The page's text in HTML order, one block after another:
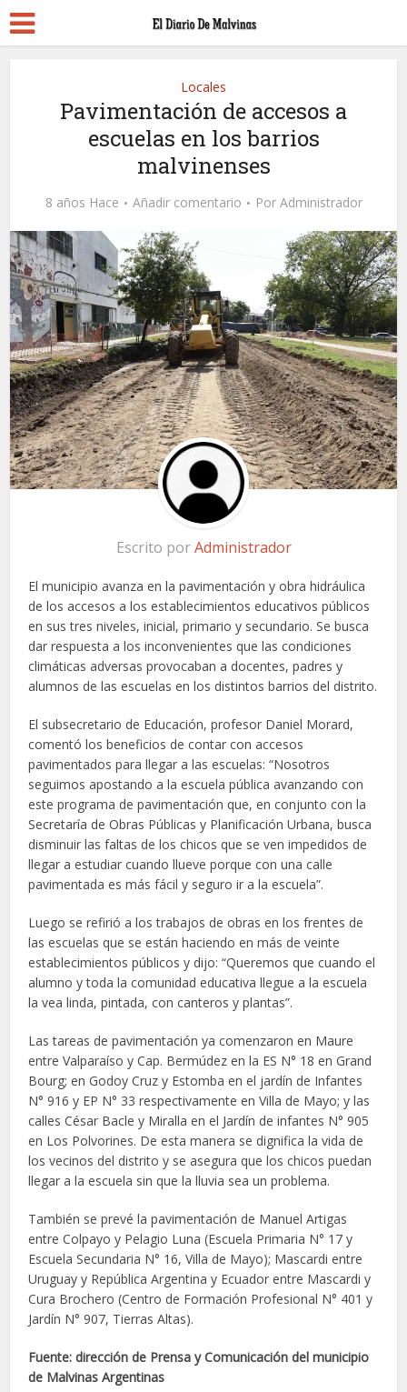
Locales
Pavimentación de accesos a
escuelas en los barrios
malvinenses
8 años Hace Añadir comentario Por Administrador
Escrito porAdministrador
El municipio avanza en la pavimentación y obra hidráulica
de los accesos a los establecimientos educativos públicos
en sus tres niveles, inicial, primario y secundario. Se busca
dar respuesta a los inconvenientes que las condiciones
climáticas adversas provocaban a docentes, padres y
alumnos de las escuelas en los distintos barrios del distrito.
El subsecretario de Educación, profesor Daniel Morard,
comentó los beneficios de contar con accesos
pavimentados para llegar a las escuelas: “Nosotros
seguimos apostando a la escuela pública avanzando con
este programa de pavimentación que, en conjunto con la
Secretaría de Obras Públicas y Planificación Urbana, busca
disminuir las faltas de los chicos que se ven impedidos de
llegar a estudiar cuando llueve porque con una calle
pavimentada es más fácil y seguro ir a la escuela”.
Luego se refirió a los trabajos de obras en los frentes de
las escuelas que se están haciendo en más de veinte
establecimientos públicos y dijo: “Queremos que cuando el
alumno y toda la comunidad educativa llegue a la escuela
la vea linda, pintada, con canteros y plantas”.
Las tareas de pavimentación ya comenzaron en Maure
entre Valparaíso y Cap. Bermúdez en la ES N° 18 en Grand
Bourg; en Godoy Cruz y Estomba en el jardín de Infantes
N° 916 y EP N° 33 respectivamente en Villa de Mayo; y las
calles César Bacle y Miralla en el Jardín de infantes N° 905
en Los Polvorines. De esta manera se dignifica la vida de
los vecinos del distrito y se asegura que los chicos puedan
llegar a la escuela sin que la lluvia sea un problema.
También se prevé la pavimentación de Manuel Artigas
entre Colpayo y Pelagio Luna (Escuela Primaria N° 17 y
Escuela Secundaria N° 16, Villa de Mayo); Mascardi entre
Uruguay y República Argentina y Ecuador entre Mascardi y
Cura Brochero (Centro de Formación Profesional N° 401 y
Jardín N° 907, Tierras Altas).
Fuente: dirección de Prensa y Comunicación del municipio
de Malvinas Argentinas